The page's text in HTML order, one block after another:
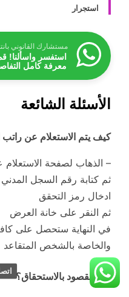
استجرار
مستشارك القانوني
استفسر واسألنا! قم
معرفة كامل
الأسئلة الشائعة
كيف يتم الاستعلام عن
– الذهاب لصفحة
ثم كتابة رقم السجل المدني
ادخال رمز التحقق
ثم النقر على خانة العرض
في النهاية ستحصل على كافة
والخاصة بالشخص المتقاعد
ما المقصود بالاستحقاق؟